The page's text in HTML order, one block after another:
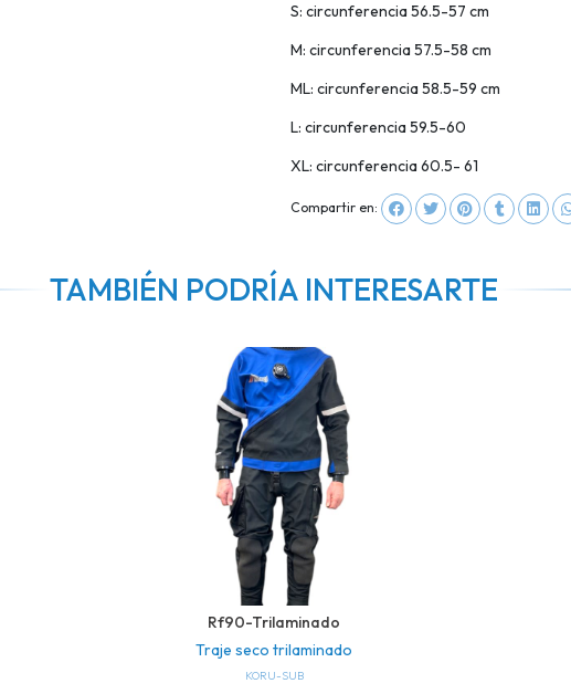
S: circunferencia 56.5-57 cm
M: circunferencia 57.5-58 cm
ML: circunferencia 58.5-59 cm
L: circunferencia 59.5-60
XL: circunferencia 60.5- 61
Compartir en:
TAMBIÉN PODRÍA INTERESARTE
Rf90-Trilaminado
Traje seco trilaminado
KORU-SUB